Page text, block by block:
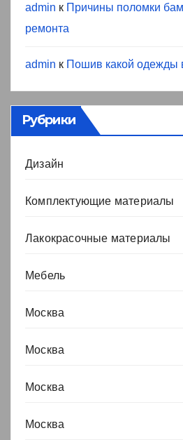
admin к Причины поломки
ремонта
admin к Пошив какой одежды
Рубрики
Дизайн
Комплектующие материалы
Лакокрасочные материалы
Мебель
Москва
Москва
Москва
Москва